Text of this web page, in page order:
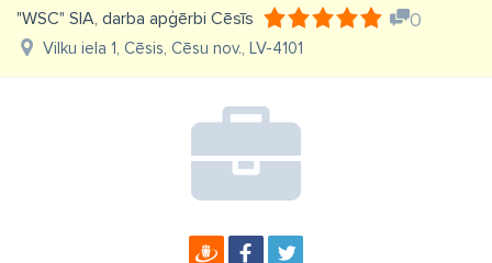
"WSC" SIA, darba apģērbi Cēsīs 0
Vilku iela 1, Cēsis, Cēsu nov., LV-4101